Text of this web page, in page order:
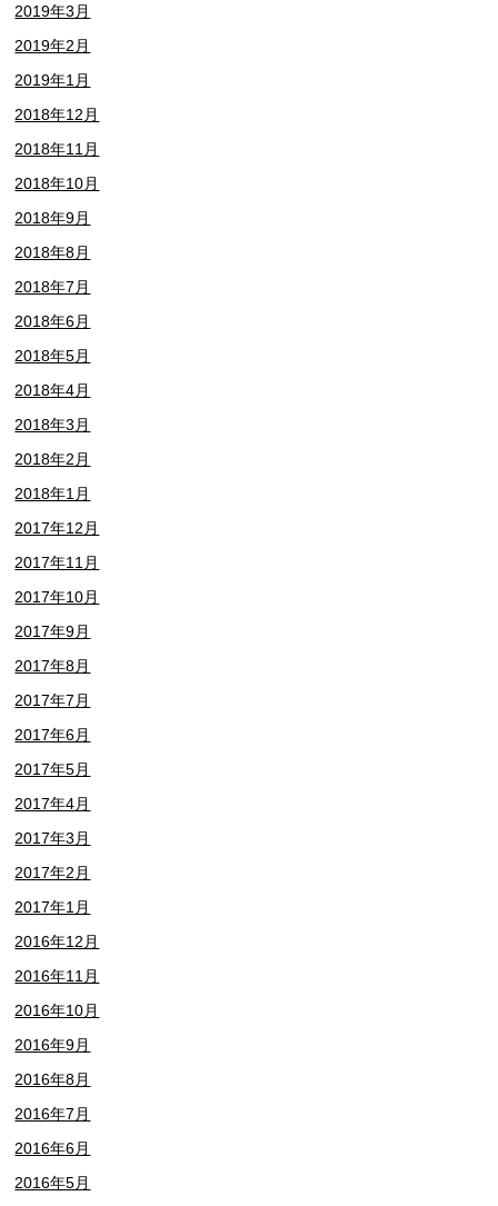
2019年3月
2019年2月
2019年1月
2018年12月
2018年11月
2018年10月
2018年9月
2018年8月
2018年7月
2018年6月
2018年5月
2018年4月
2018年3月
2018年2月
2018年1月
2017年12月
2017年11月
2017年10月
2017年9月
2017年8月
2017年7月
2017年6月
2017年5月
2017年4月
2017年3月
2017年2月
2017年1月
2016年12月
2016年11月
2016年10月
2016年9月
2016年8月
2016年7月
2016年6月
2016年5月